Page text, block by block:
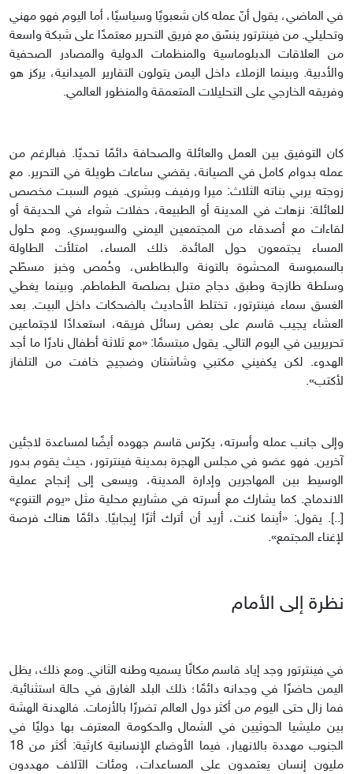
في الماضي، يقول أنّ عمله كان شعبويًا وسياسيًا، أما اليوم فهو مهني
وتحليلي. من فينترتور ينسّق مع فريق التحرير معتمدًا على شبكة واسعة
من العلاقات الدبلوماسية والمنظمات الدولية والمصادر الصحفية
والأدبية. وبينما الزملاء داخل اليمن يتولون التقارير الميدانية، يركز هو
وفريقه الخارجي على التحليلات المتعمقة والمنظور العالمي.
كان التوفيق بين العمل والعائلة والصحافة دائمًا تحديًا. فبالرغم من
عمله بدوام كامل في الصيانة، يقضي ساعات طويلة في التحرير. مع
زوجته يربي بناته الثلاث: ميرا ورفيف وبشرى. فيوم السبت مخصص
للعائلة: نزهات في المدينة أو الطبيعة، حفلات شواء في الحديقة أو
لقاءات مع أصدقاء من المجتمعين اليمني والسويسري. ومع حلول
المساء يجتمعون حول المائدة. ذلك المساء، امتلأت الطاولة
بالسمبوسة المحشوة بالتونة والبطاطس، وحُمص وخبز مسطّح
وسلطة طازجة وطبق دجاج متبل بصلصة الطماطم. وبينما يغطي
الغسق سماء فينترتور، تختلط الأحاديث بالضحكات داخل البيت. بعد
العشاء يجيب قاسم على بعض رسائل فريقه، استعدادًا لاجتماعين
تحريريين في اليوم التالي. يقول مبتسمًا: «مع ثلاثة أطفال نادرًا ما أجد
الهدوء. لكن يكفيني مكتبي وشاشتان وضجيج خافت من التلفاز
لأكتب».
وإلى جانب عمله وأسرته، يكرّس قاسم جهوده أيضًا لمساعدة لاجئين
آخرين. فهو عضو في مجلس الهجرة بمدينة فينترتور، حيث يقوم بدور
الوسيط بين المهاجرين وإدارة المدينة، ويسعى إلى إنجاح عملية
الاندماج. كما يشارك مع أسرته في مشاريع محلية مثل «يوم التنوع»
[..]. يقول: «أينما كنت، أريد أن أترك أثرًا إيجابيًا. دائمًا هناك فرصة
لإغناء المجتمع».
نظرة إلى الأمام
في فينترتور وجد إياد قاسم مكانًا يسميه وطنه الثاني. ومع ذلك، يظل
اليمن حاضرًا في وجدانه دائمًا؛ ذلك البلد الغارق في حالة استثنائية.
فما زال حتى اليوم من أكثر دول العالم تضررًا بالأزمات. فالهدنة الهشة
بين مليشيا الحوثيين في الشمال والحكومة المعترف بها دوليًا في
الجنوب مهددة بالانهيار، فيما الأوضاع الإنسانية كارثية: أكثر من 18
مليون إنسان يعتمدون على المساعدات، ومئات الآلاف مهددون